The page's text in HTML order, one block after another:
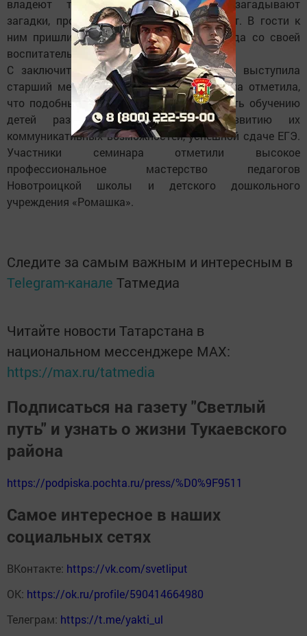
владеют татарским языком, поют, загадывают
загадки, произносят скороговорки, играют. В гости к
ним пришли и воспитанники детского сада со своей
воспитательницей А. Гавсутдиновой.
С заключительным словом на семинаре выступила
старший методист ИМЦ А. Хусаинова. Она отметила,
что подобные занятия будут содействовать обучению
детей разговорному татарскому, развитию их
коммуникативных возможностей, успешной сдаче ЕГЭ.
Участники семинара отметили высокое
профессиональное мастерство педагогов
Новотроицкой школы и детского дошкольного
учреждения «Ромашка».
Следите за самым важным и интересным в
Telegram-канале Татмедиа
Читайте новости Татарстана в
национальном мессенджере MАХ:
https://max.ru/tatmedia
Подписаться на газету "Светлый
путь" и узнать о жизни Тукаевского
района
https://podpiska.pochta.ru/press/%D0%9F9511
Самое интересное в наших
социальных сетях
ВКонтакте: https://vk.com/svetliput
ОК: https://ok.ru/profile/590414664980
Телеграм: https://t.me/yakti_ul